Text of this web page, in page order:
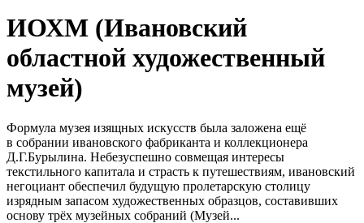
ИОХМ (Ивановский
областной художественный
музей)
Формула музея изящных искусств была заложена ещё
в собрании ивановского фабриканта и коллекционера
Д.Г.Бурылина. Небезуспешно совмещая интересы
текстильного капитала и страсть к путешествиям, ивановский
негоциант обеспечил будущую пролетарскую столицу
изрядным запасом художественных образцов, составивших
основу трёх музейных собраний (Музей...